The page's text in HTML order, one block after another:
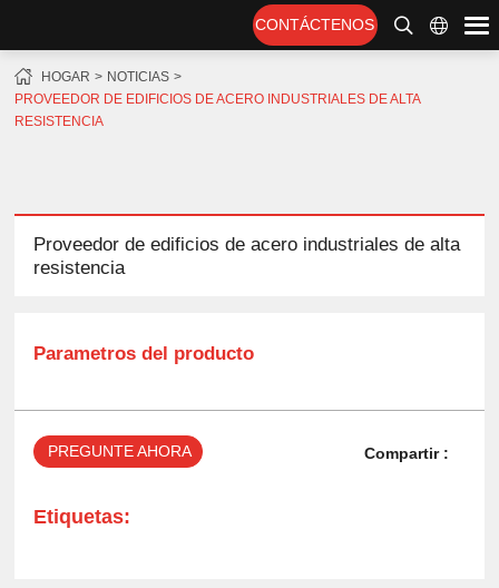
CONTÁCTENOS
HOGAR
NOTICIAS
PROVEEDOR DE EDIFICIOS DE ACERO INDUSTRIALES DE ALTA
RESISTENCIA
Proveedor de edificios de acero industriales de alta
resistencia
Parametros del producto
PREGUNTE AHORA Compartir :
Etiquetas: